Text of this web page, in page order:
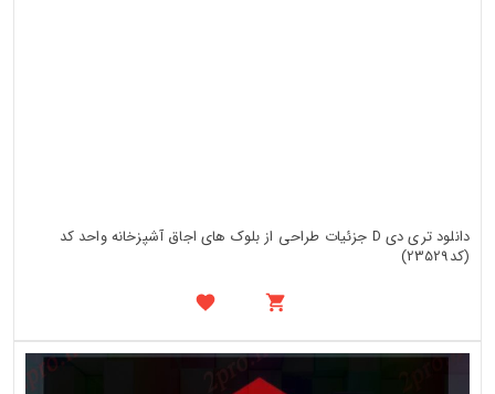
دانلود تری دی D جزئیات طراحی از بلوک های اجاق آشپزخانه واحد کد
(کد23529)